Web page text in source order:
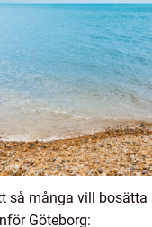
så många vill
Göteborg: